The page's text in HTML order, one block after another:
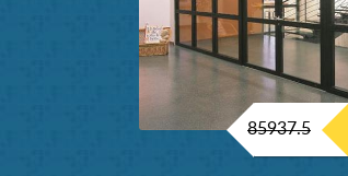
85937.5